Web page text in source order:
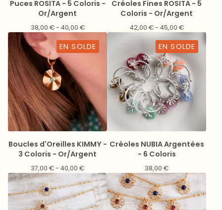
Puces ROSITA - 5 Coloris -
Or/Argent
38,00 €- 40,00 €
Créoles Fines ROSITA - 5
Coloris - Or/Argent
42,00 €- 45,00 €
EN SOLDE
Boucles d'Oreilles KIMMY -
3 Coloris - Or/Argent
37,00 €- 40,00 €
EN SOLDE
Créoles NUBIA Argentées
- 6 Coloris
38,00 €